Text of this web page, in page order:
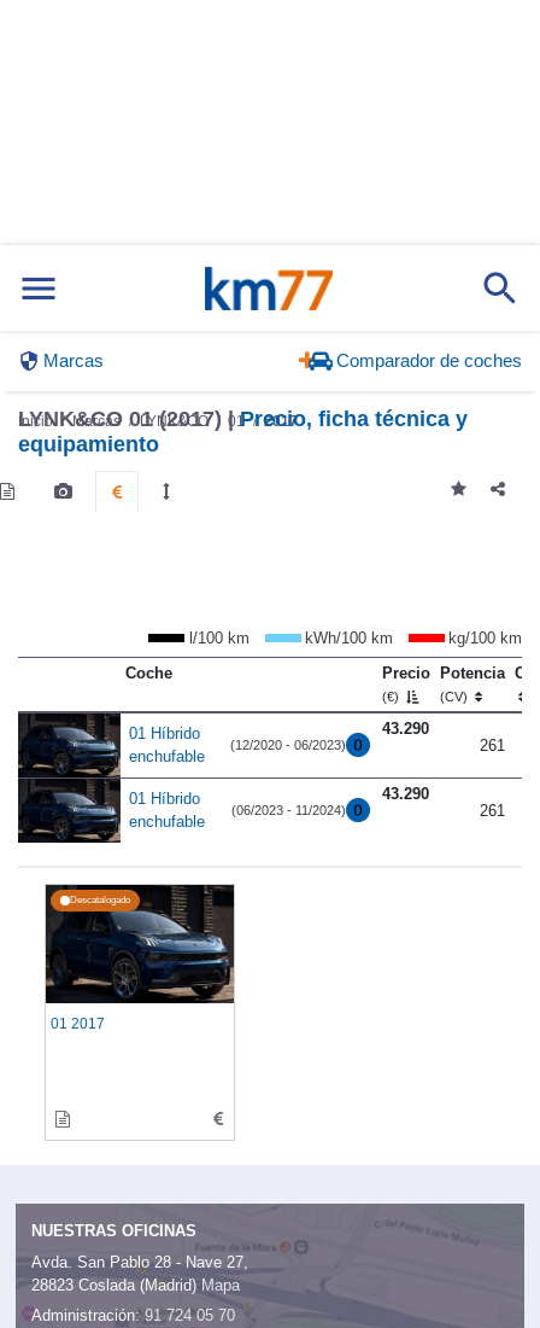
Marcas Comparador de coches
Inicio Marcas LYNK&CO 01 2017
LYNK&CO 01 (2017) |Precio, ficha técnica y
equipamiento
l/100 km kWh/100 km
kg/100 km
Coche
Precio
(€)
Potencia
(CV)
01 Híbrido
enchufable
(12/2020 - 06/2023)
43.290
261
01 Híbrido
enchufable
(06/2023 - 11/2024)
43.290
261
Descatalogado
01 2017
NUESTRAS OFICINAS
Avda. San Pablo 28 - Nave 27,
28823 Coslada (Madrid) Mapa
Administración: 91 724 05 70